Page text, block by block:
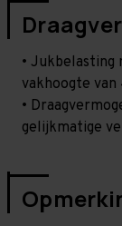
• Jukbelasting
vakhoogte
•
gelijkmatige